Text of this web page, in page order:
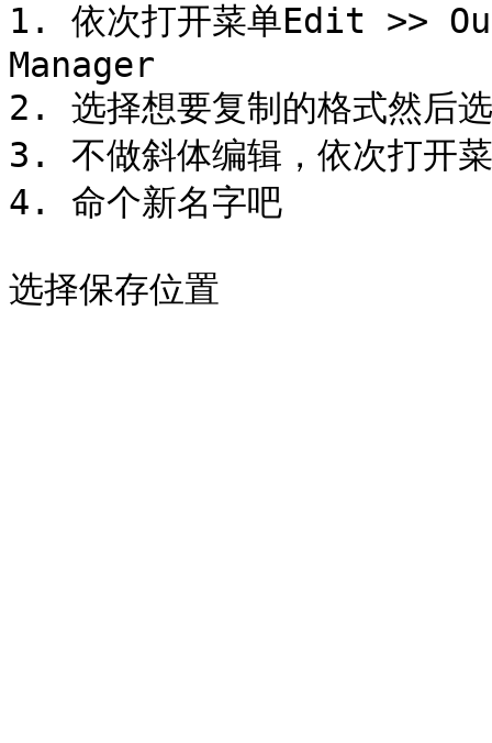
1. 依次打开菜单Edit >>
Manager
2. 选择想要复制的格式然后
3. 不做斜体编辑，依次打
4. 命个新名字吧